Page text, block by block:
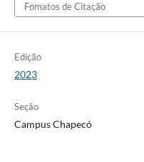
Fomatos de Citação
Edição
2023
Seção
Campus Chapecó